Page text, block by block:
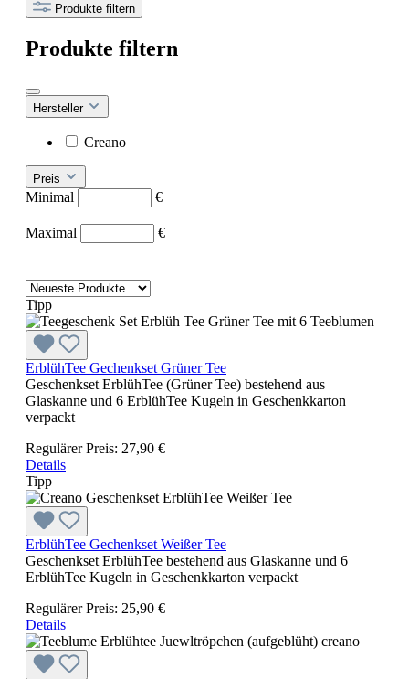
Produkte filtern
Produkte filtern
Hersteller
Creano
Preis
Minimal
€
–
Maximal
€
Tipp
ErblühTee Gechenkset Grüner Tee
Geschenkset ErblühTee (Grüner Tee) bestehend aus
Glaskanne und 6 ErblühTee Kugeln in Geschenkkarton
verpackt
Regulärer Preis: 27,90 €
Details
Tipp
ErblühTee Gechenkset Weißer Tee
Geschenkset ErblühTee bestehend aus Glaskanne und 6
ErblühTee Kugeln in Geschenkkarton verpackt
Regulärer Preis: 25,90 €
Details